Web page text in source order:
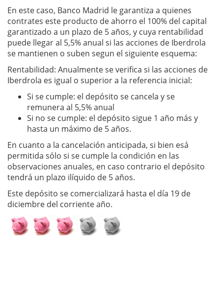
En este caso, Banco Madrid le garantiza a quienes
contrates este producto de ahorro el 100% del capital
garantizado a un plazo de 5 años, y cuya rentabilidad
puede llegar al 5,5% anual si las acciones de Iberdrola
se mantienen o suben segun el siguiente esquema:
Rentabilidad: Anualmente se verifica si las acciones de
Iberdrola es igual o superior a la referencia inicial:
Si se cumple: el depósito se cancela y se
remunera al 5,5% anual
Si no se cumple: el depósito sigue 1 año más y
hasta un máximo de 5 años.
En cuanto a la cancelación anticipada, si bien esá
permitida sólo si se cumple la condición en las
observaciones anuales, en caso contrario el depósito
tendrá un plazo ilíquido de 5 años.
Este depósito se comercializará hasta el día 19 de
diciembre del corriente año.